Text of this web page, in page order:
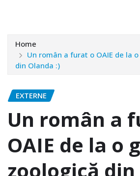
Home
Un român a furat o OAIE de la
din Olanda :)
EXTERNE
Un român a
OAIE de la o
zoologică